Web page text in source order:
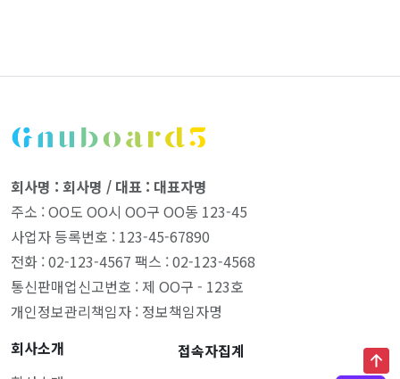
회사명 : 회사명 / 대표 : 대표자명
주소 : OO도 OO시 OO구 OO동 123-45
사업자 등록번호 : 123-45-67890
전화 : 02-123-4567 팩스 : 02-123-4568
통신판매업신고번호 : 제 OO구 - 123호
개인정보관리책임자 : 정보책임자명
회사소개
접속자집계